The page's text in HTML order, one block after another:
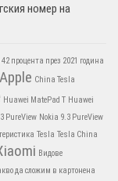
номер на
процента през 2021 година
Apple China Tesla
Huawei MatePad T Huawei
PureView Nokia 9.3 PureView
Tesla Tesla China
Видове
да сложим в картонена